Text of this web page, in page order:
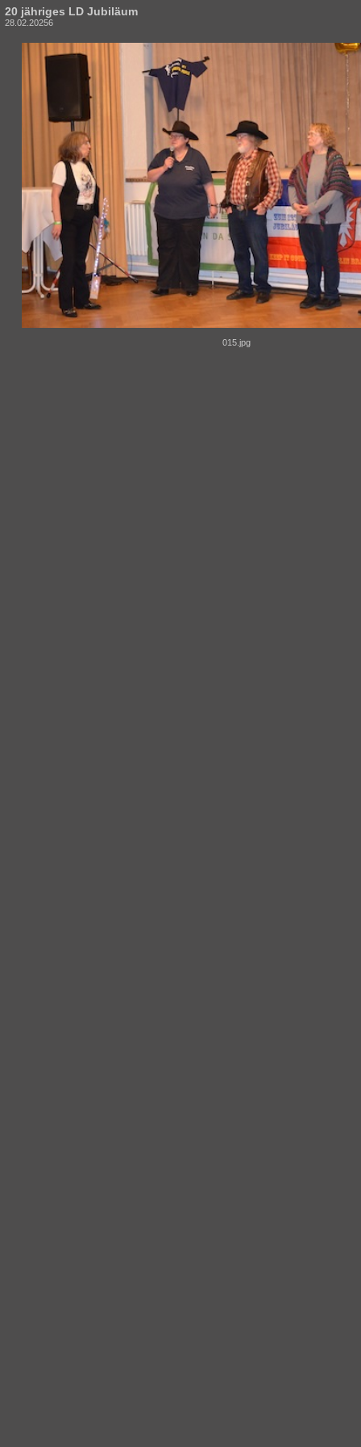
20 jähriges LD Jubiläum
28.02.20256
015.jpg